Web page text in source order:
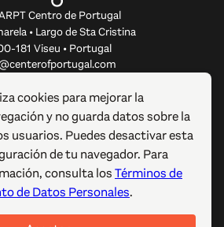
Centro de Portugal
• Largo de Sta Cristina
181 Viseu • Portugal
cookies para mejorar la
y no guarda datos sobre la
usuarios. Puedes desactivar esta
de tu navegador. Para
consulta losTérminos de
de Datos Personales.